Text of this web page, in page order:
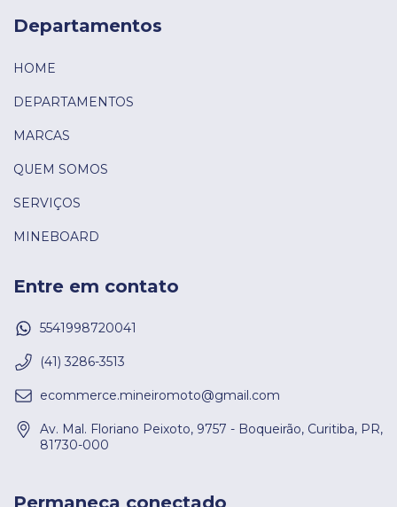
Departamentos
HOME
DEPARTAMENTOS
MARCAS
QUEM SOMOS
SERVIÇOS
MINEBOARD
Entre em contato
5541998720041
(41) 3286-3513
ecommerce.mineiromoto@gmail.com
Av. Mal. Floriano Peixoto, 9757 - Boqueirão, Curitiba, PR,
81730-000